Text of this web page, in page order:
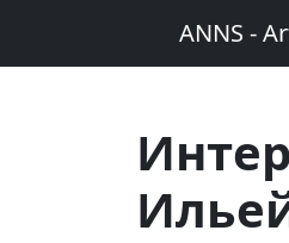
ANNS -